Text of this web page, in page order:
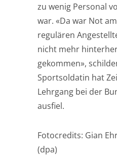
zu wenig Personal
war. «Da war Not
regulären
nicht mehr
gekommen»,
Sportsoldatin hat
Lehrgang bei der
ausfiel.
Fotocredits: Gian
(dpa)